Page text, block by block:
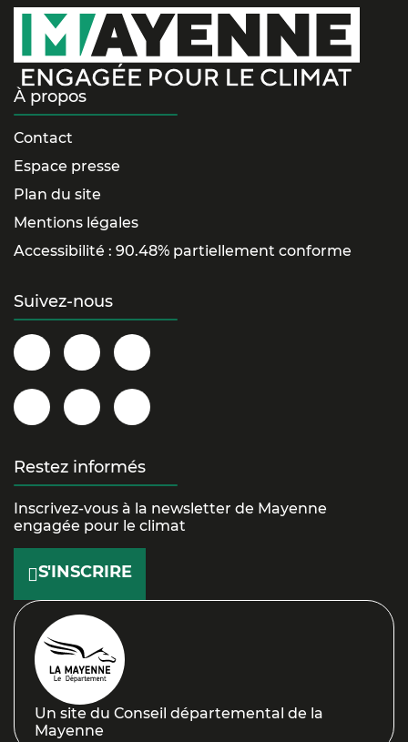
À propos
Contact
Espace presse
Plan du site
Mentions légales
Accessibilité : 90.48% partiellement conforme
Suivez-nous
Département
de
la
sur
Facebook
@la.mayenne
sur
Instagram
@lamayenne
sur
Twitter/X
@la_mayenne
YouTube
Département
la
sur
LinkedIn
@lamayenne
TikTok
Restez informés
Inscrivez-vous à la newsletter de Mayenne
engagée pour le climat
S'INSCRIRE
Un site du Conseil départemental de la
Mayenne